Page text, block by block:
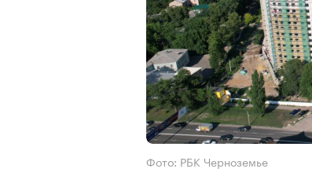
Фото: РБК Черноземье